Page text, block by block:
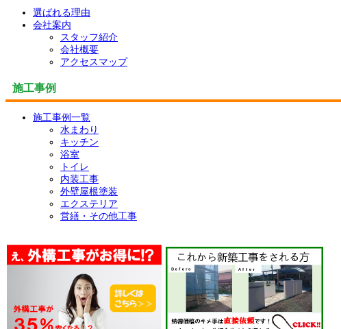
選ばれる理由
会社案内
スタッフ紹介
会社概要
アクセスマップ
施工事例
施工事例一覧
水まわり
キッチン
浴室
トイレ
内装工事
外壁屋根塗装
エクステリア
営繕・その他工事